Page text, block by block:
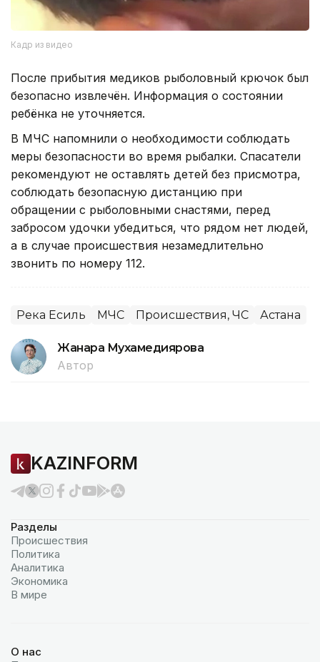
Кадр из видео
После прибытия медиков рыболовный крючок был
безопасно извлечён. Информация о состоянии
ребёнка не уточняется.
В МЧС напомнили о необходимости соблюдать
меры безопасности во время рыбалки. Спасатели
рекомендуют не оставлять детей без присмотра,
соблюдать безопасную дистанцию при
обращении с рыболовными снастями, перед
забросом удочки убедиться, что рядом нет людей,
а в случае происшествия незамедлительно
звонить по номеру 112.
Река Есиль МЧС Происшествия, ЧС Астана
Жанара Мухамедиярова
Автор
KAZINFORM
Разделы
Происшествия
Политика
Аналитика
Экономика
В мире
О нас